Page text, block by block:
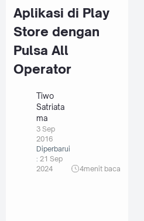
Aplikasi di Play
Store dengan
Pulsa All
Operator
Tiwo
Satriata
ma
3 Sep
2016
Diperbarui
: 21 Sep
2024
4menit baca